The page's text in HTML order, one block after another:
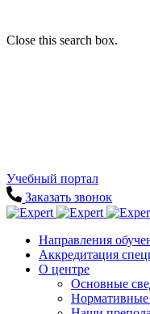
Close this search box.
Учебный портал
Заказать звонок
Направления
Аккредитация
О центре
Основные